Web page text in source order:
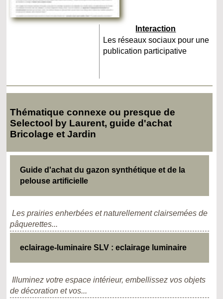
Interaction
Les réseaux sociaux pour une
publication participative
Thématique connexe ou presque de
Selectool by Laurent, guide d'achat
Bricolage et Jardin
Guide d'achat du gazon synthétique et de la
pelouse artificielle
Les prairies enherbées et naturellement clairsemées de
pâquerettes...
eclairage-luminaire SLV : eclairage luminaire
Illuminez votre espace intérieur, embellissez vos objets
de décoration et vos...